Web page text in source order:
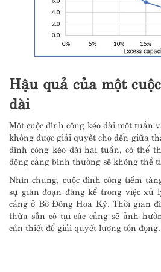
Hậu quả của một
dài
Một cuộc đình công kéo dài một tuần
không được giải quyết cho đến giữa
đình công kéo dài hai tuần, có thể
động cảng bình thường sẽ không thể
Nhìn chung, cuộc đình công tiềm
sự gián đoạn đáng kể trong việc xử
cảng ở Bờ Đông Hoa Kỳ. Thời gian
thừa sẵn có tại các cảng sẽ ảnh
cần thiết để giải quyết lượng tồn đọng.